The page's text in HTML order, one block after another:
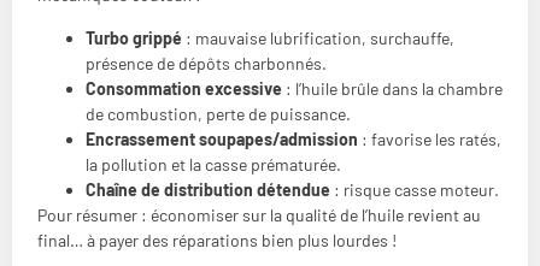
Turbo grippé : mauvaise lubrification, surchauffe,
présence de dépôts charbonnés.
Consommation excessive : l’huile brûle dans la chambre
de combustion, perte de puissance.
Encrassement soupapes/admission : favorise les ratés,
la pollution et la casse prématurée.
Chaîne de distribution détendue : risque casse moteur.
Pour résumer : économiser sur la qualité de l’huile revient au
final… à payer des réparations bien plus lourdes !